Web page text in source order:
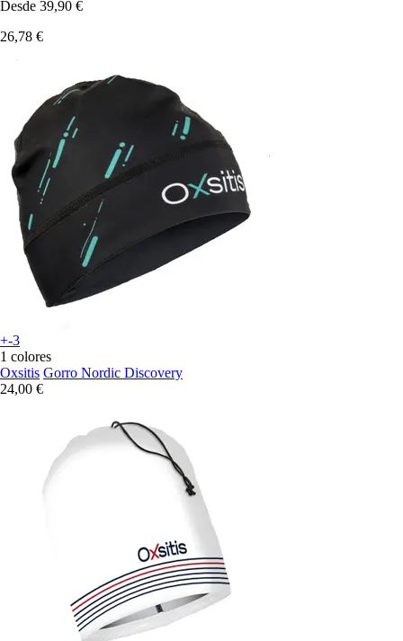
Desde 39,90 €
26,78 €
+-3
1 colores
Oxsitis Gorro Nordic Discovery
24,00 €